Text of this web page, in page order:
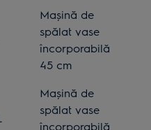
Mașină de
spălat vase
încorporabilă
45 cm
Mașină de
spălat vase
încorporabilă